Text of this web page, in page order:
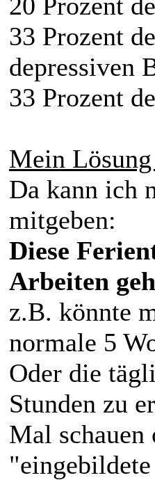
33 Prozent
depressiven
33 Prozent
Mein
Da kann ich
mitgeben:
Diese
Arbeiten
z.B. könnte
normale 5
Oder die
Stunden zu
Mal schauen